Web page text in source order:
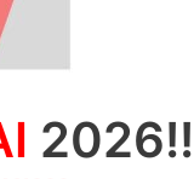
2026!!